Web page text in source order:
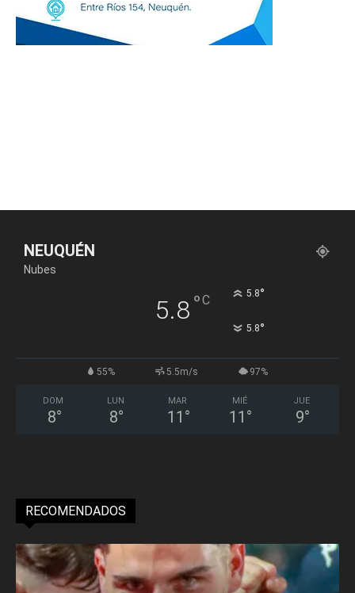
NEUQUÉN
Nubes
5.8°C 5.8°
5.8°
55% 5.5m/s 97%
DOM
8°
LUN
8°
MAR
11 °
MIÉ
11 °
JUE
9°
RECOMENDADOS